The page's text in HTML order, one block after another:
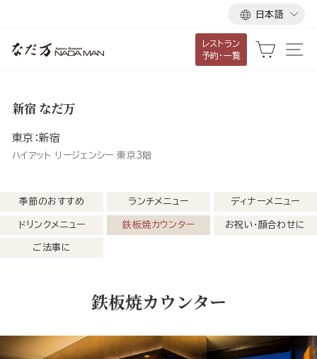
言
語
日本語
レストラン
予約・一覧
カート
新宿 なだ万
東京：新宿
ハイアット リージェンシー 東京3階
季節のおすすめ ランチメニュー ディナーメニュー
ドリンクメニュー 鉄板焼カウンター お祝い・顔合わせに
ご法事に
鉄板焼カウンター